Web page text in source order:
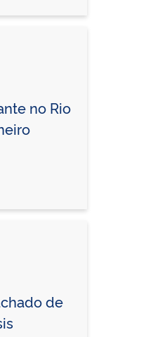
no Rio
de